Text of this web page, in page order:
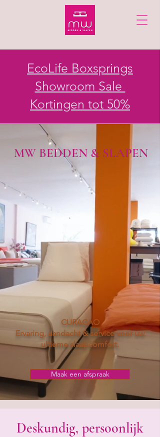
EcoLife Boxsprings
Showroom Sale
Kortingen tot 50%
MW BEDDEN & SLAPEN
CURACAO
Ervaring, aandacht & service voor uw
ultieme slaapcomfort.
Maak een afspraak
Deskundig, persoonlijk